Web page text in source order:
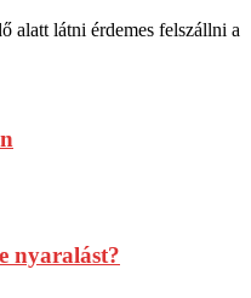
alatt látni érdemes felszállni a
nyaralást?